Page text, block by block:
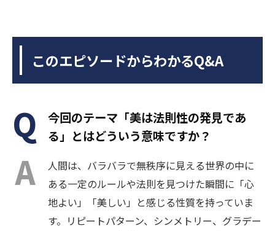
このエピソードからわかるQ&A
今回のテーマ「美は法則性の発見であ
る」とはどういう意味ですか？
人間は、バラバラで無秩序に見える世界の中に
ある一定のルールや法則を見つけた瞬間に「心
地よい」「美しい」と感じる性質を持っていま
す。リピートパターン、シンメトリー、グラデー